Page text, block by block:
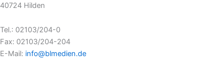
40724 Hilden
Tel.: 02103/204-0
Fax: 02103/204-204
E-Mail: info@blmedien.de